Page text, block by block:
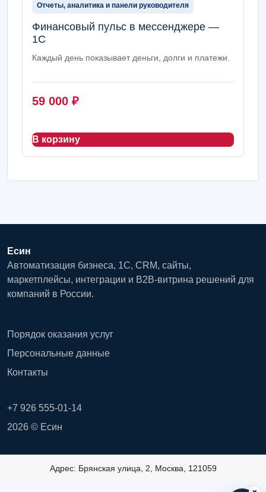
Отчеты, аналитика и панели руководителя
Финансовый пульс в мессенджере —
1С
Каждый день показывает деньги, долги и платежи.
59 000 ₽
В корзину
Есин
Автоматизация бизнеса, 1С, CRM, сайты,
маркетплейсы, интеграции и B2B-витрина решений для
компаний в России.
Порядок оказания услуг
Персональные данные
Контакты
+7 926 555-01-14
2026 © Есин
Адрес: Брянская улица, 2, Москва, 121059